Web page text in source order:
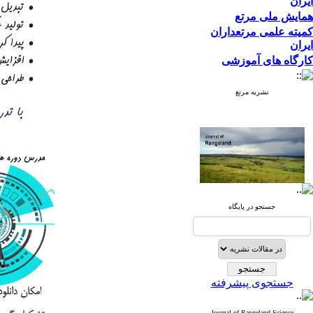
همایش ملی مرتع
کمیته علمی مرتعداران
ایران
کارگاه های آموزشی
نشریه مرتع
پژوهشی مرتع
جستجو در پایگاه
جستجوی پیشرفته